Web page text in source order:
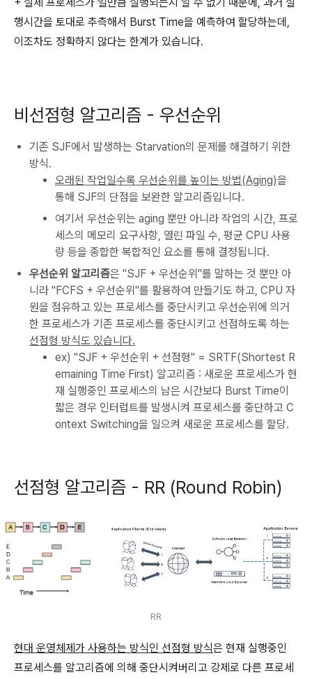
행시간을 토대로 추측해서 Burst Time을 예측하여 할당하는데,
이조차도 정확하지 않다는 한계가 있습니다.
비선점형 알고리즘 - 우선순위
기존 SJF에서 발생하는 Starvation의 문제를 해결하기 위한
방식.
오래된 작업일수록 우선순위를 높이는 방법(Aging)을
통해 SJF의 단점을 보완한 알고리즘입니다.
여기서 우선순위는 aging 뿐만 아니라 작업의 시간, 프로
세스의 메모리 요구사항, 열린 파일 수, 평균 CPU 사용
량 등을 종합한 복합적인 요소를 통해 결정됩니다.
우선순위 알고리즘은 "SJF + 우선순위"를 말하는 것 뿐만 아
니라 "FCFS + 우선순위"를 활용하여 만들기도 하고, CPU 자
원을 점유하고 있는 프로세스를 중단시키고 우선순위에 의거
한 프로세스가 기존 프로세스를 중단시키고 선점하도록 하는
선점형 방식도 있습니다.
ex) "SJF + 우선순위 + 선점형" = SRTF(Shortest R
emaining Time First) 알고리즘 : 새로운 프로세스가 현
재 실행중인 프로세스의 남은 시간보다 Burst Time이
짧은 경우 인터럽트를 발생시켜 프로세스를 중단하고 C
ontext Switching을 일으켜 새로운 프로세스를 할당.
선점형 알고리즘 - RR (Round Robin)
RR
현대 운영체제가 사용하는 방식인 선점형 방식은 현재 실행중인
프로세스를 알고리즘에 의해 중단시켜버리고 강제로 다른 프로세